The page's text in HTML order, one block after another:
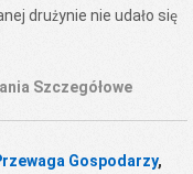
drużynie nie udało się
Szczegółowe
Gospodarzy,